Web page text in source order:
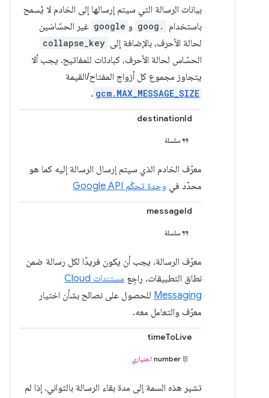
بيانات الرسالة التي سيتم إرسالها إلى الخادم لا يُسمح
باستخدام
goog. و google غير الحسّاسَين
لحالة الأحرف، بالإضافة إلى collapse_key
الحسّاس لحالة الأحرف، كبادئات للمفاتيح. يجب ألا
يتجاوز مجموع كل أزواج المفتاح/القيمة
gcm.MAX_MESSAGE_SIZE
.
destinationId
سلسلة
معرّف الخادم الذي سيتم إرسال الرسالة إليه كما هو
محدّد في وحدة تحكّم Google API
messageId
سلسلة
معرّف الرسالة. يجب أن يكون فريدًا لكل رسالة ضمن
نطاق التطبيقات. راجِع
مستندات Cloud
Messaging للحصول على نصائح بشأن اختيار
معرّف والتعامل معه.
timeToLive
number اختياري
تشير هذه السمة إلى مدة بقاء الرسالة بالثواني. إذا لم